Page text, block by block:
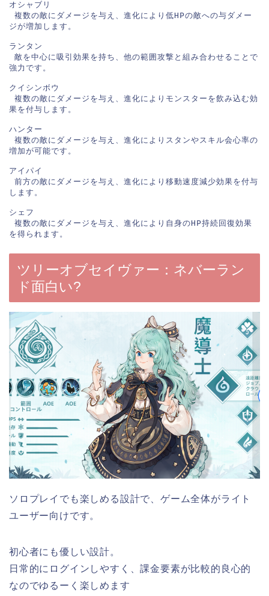
オシャブリ
ジが増加します。
ランタン
強力です。
クイシンボウ
果を付与します。
ハンター
増加が可能です。
アイパイ
します。
シェフ
ツリーオブセイヴァー：ネバーラン
ド面白い?
ソロプレイでも楽しめる設計で、ゲーム全体がライト
ユーザー向けです。
初心者にも優しい設計。
日常的にログインしやすく、課金要素が比較的良心的
なのでゆるーく楽しめます